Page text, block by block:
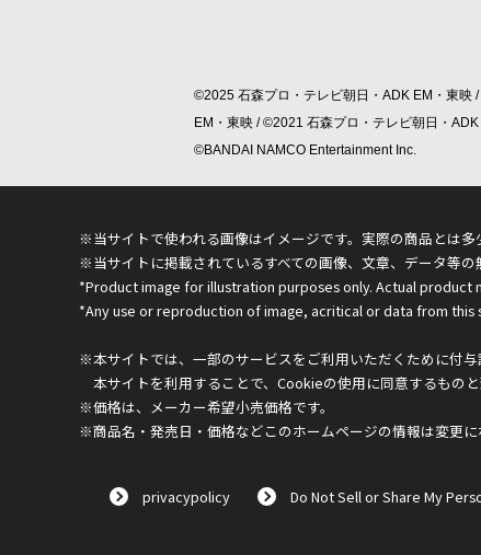
©2025 石森プロ・テレビ朝日・ADK EM・東映
EM・東映 / ©2021 石森プロ・テレビ朝日・
©BANDAI NAMCO Entertainment Inc.
※当サイトで使われる画像はイメージです。実際の商品とは多
※当サイトに掲載されているすべての画像、文章、データ等の
*Product image for illustration purposes only. Actual product
*Any use or reproduction of image, acritical or data from this
※本サイトでは、一部のサービスをご利用いただくために付与
本サイトを利用することで、Cookieの使用に同意するもの
※価格は、メーカー希望小売価格です。
※商品名・発売日・価格などこのホームページの情報は変更に
privacypolicy Do Not Sell or Share My